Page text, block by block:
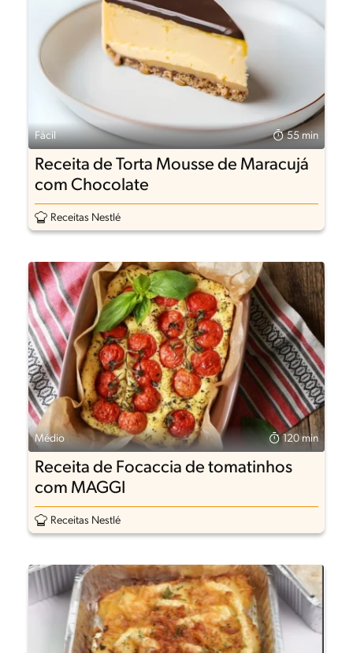
Fácil 55 min
Receita de Torta Mousse de Maracujá
com Chocolate
Receitas Nestlé
Médio 120 min
Receita de Focaccia de tomatinhos
com MAGGI
Receitas Nestlé